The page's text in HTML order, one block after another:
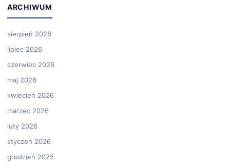
ARCHIWUM
sierpień 2026
lipiec 2026
czerwiec 2026
maj 2026
kwiecień 2026
marzec 2026
luty 2026
styczeń 2026
grudzień 2025